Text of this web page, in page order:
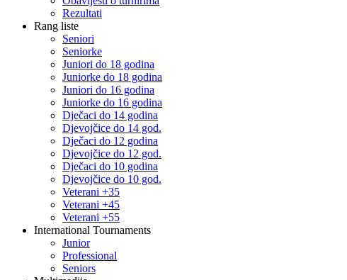
Rezultati
Rang liste
Seniori
Seniorke
Juniori do 18 godina
Juniorke do 18 godina
Juniori do 16 godina
Juniorke do 16 godina
Dječaci do 14 godina
Djevojčice do 14 god.
Dječaci do 12 godina
Djevojčice do 12 god.
Dječaci do 10 godina
Djevojčice do 10 god.
Veterani +35
Veterani +45
Veterani +55
International Tournaments
Junior
Professional
Seniors